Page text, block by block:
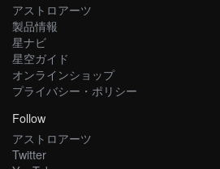
アストロアーツ
製品情報
星ナビ
星空ガイド
オンラインショップ
プライバシー・ポリシー
Follow
アストロアーツ
Twitter